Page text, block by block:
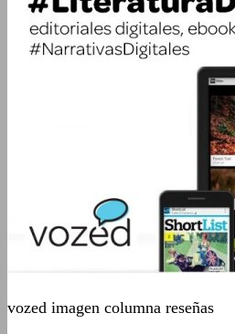
vozed imagen columna reseñas